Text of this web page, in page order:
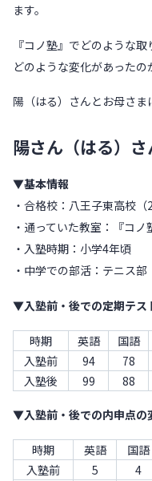
ます。
『コノ塾』でどのような
どのような変化があったの
陽（はる）さんとお母さま
陽さん（はる）
▼基本情報
・合格校：八王子東高校（
・通っていた教室：『コ
・入塾時期：小学4年頃
・中学での部活：テニス部
▼入塾前・後での定期テス
時期 英語 国語
入塾前
94 78
入塾後
99 88
▼入塾前・後での内申点の
時期 英語 国語
入塾前
5 4